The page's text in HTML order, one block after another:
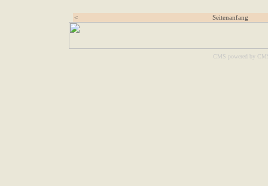
< Seitenanfang
CMS powered by